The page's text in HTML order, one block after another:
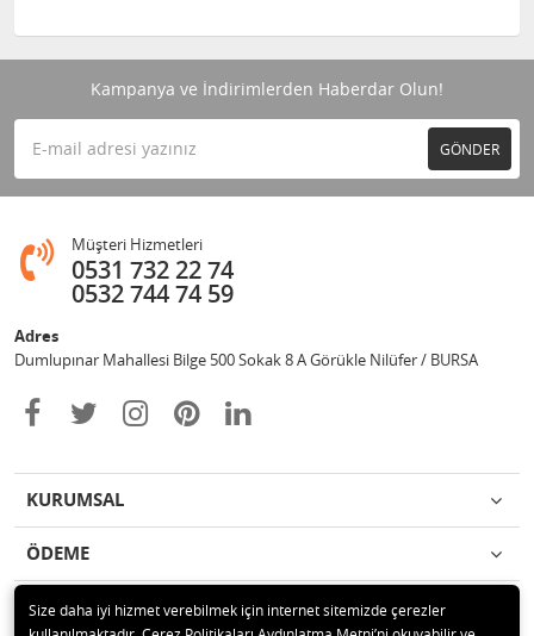
Kampanya ve İndirimlerden Haberdar Olun!
GÖNDER
Müşteri Hizmetleri
0531 732 22 74
0532 744 74 59
Adres
Dumlupınar Mahallesi Bilge 500 Sokak 8 A Görükle Nilüfer / BURSA
KURUMSAL
ÖDEME
İLETİŞİM
Size daha iyi hizmet verebilmek için internet sitemizde çerezler